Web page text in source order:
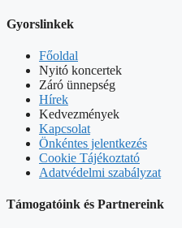
Gyorslinkek
Főoldal
Nyitó koncertek
Záró ünnepség
Hírek
Kedvezmények
Kapcsolat
Önkéntes jelentkezés
Cookie Tájékoztató
Adatvédelmi szabályzat
Támogatóink és Partnereink